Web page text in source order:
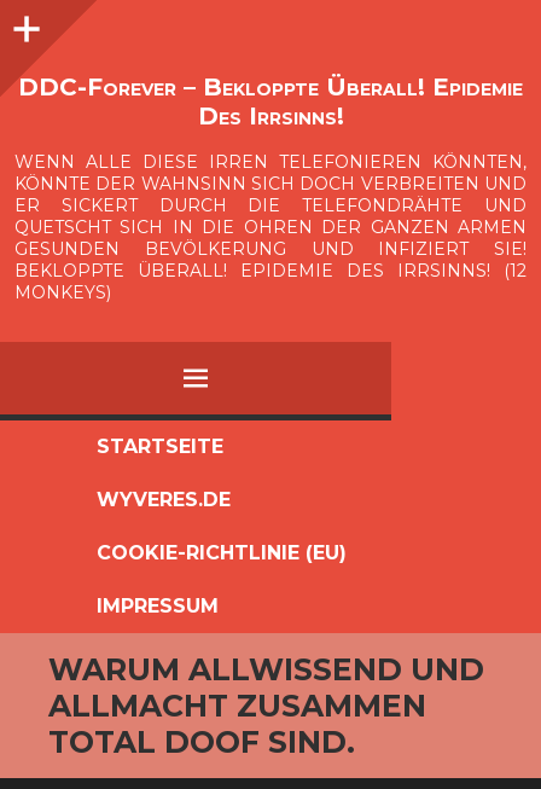
O
p
e
n
i
d
e
b
a
DDC-Forever – Bekloppte Überall! Epidemie
Des Irrsinns!
WENN ALLE DIESE IRREN TELEFONIEREN KÖNNTEN,
KÖNNTE DER WAHNSINN SICH DOCH VERBREITEN UND
ER SICKERT DURCH DIE TELEFONDRÄHTE UND
QUETSCHT SICH IN DIE OHREN DER GANZEN ARMEN
GESUNDEN BEVÖLKERUNG UND INFIZIERT SIE!
BEKLOPPTE ÜBERALL! EPIDEMIE DES IRRSINNS! (12
MONKEYS)
MENÜ
SPRINGEN
STARTSEITE
WYVERES.DE
COOKIE-RICHTLINIE (EU)
IMPRESSUM
Seitenleiste
WARUM ALLWISSEND UND
ALLMACHT ZUSAMMEN
TOTAL DOOF SIND.